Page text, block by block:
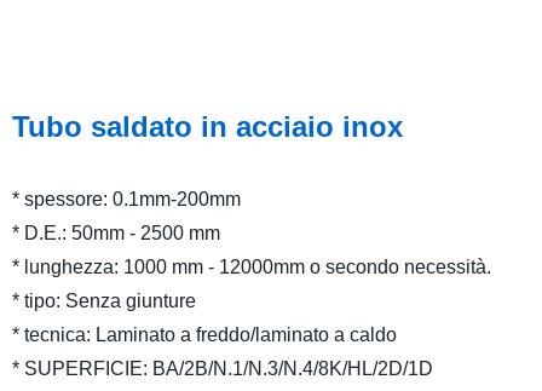
Tubo saldato in acciaio inox
* spessore: 0.1mm-200mm
* D.E.: 50mm - 2500 mm
* lunghezza: 1000 mm - 12000mm o secondo necessità.
* tipo: Senza giunture
* tecnica: Laminato a freddo/laminato a caldo
* SUPERFICIE: BA/2B/N.1/N.3/N.4/8K/HL/2D/1D